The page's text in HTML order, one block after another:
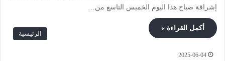
إشراقة صباح هذا اليوم الخميس التاسع من…
أكمل القراءة »
الرئيسية
2025-06-04